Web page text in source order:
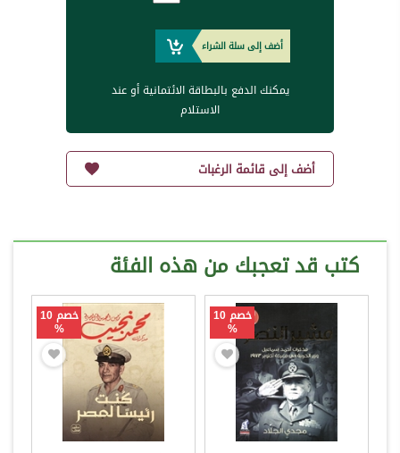
أضف إلى سلة الشراء
يمكنك الدفع بالبطاقة الائتمانية أو عند
الاستلام
أضف إلى قائمة الرغبات
كتب قد تعجبك من هذه الفئة
خصم 10
%
خصم 10
%